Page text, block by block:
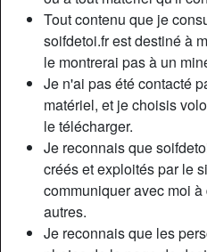
Tout contenu que je
soifdetoi.fr est destiné à
le montrerai pas à un
Je n'ai pas été contacté
matériel, et je choisis
le télécharger.
Je reconnais que
créés et exploités par le
communiquer avec moi
autres.
Je reconnais que les
Âge:
Pays:
Département:
Sexe:
Sexualité:
Relation:
Couleur des cheveux:
Couleur des yeux:
Épilé(e):
Fumeur(euse):